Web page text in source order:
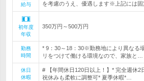
給与
を考慮のうえ、優遇します※上記には固
初年度
年収
350万円～500万円
勤務
時間
* 9：30～18：30※勤務地により異なる
リをつけて働ける環境なので、家族と…
休日
休暇
# 【年間休日120日以上！】* 完全週休
祝休みも柔軟に調整可* 夏季休暇*…